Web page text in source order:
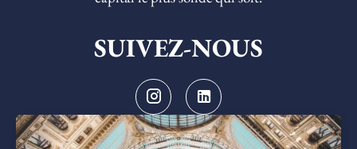
SUIVEZ-NOUS